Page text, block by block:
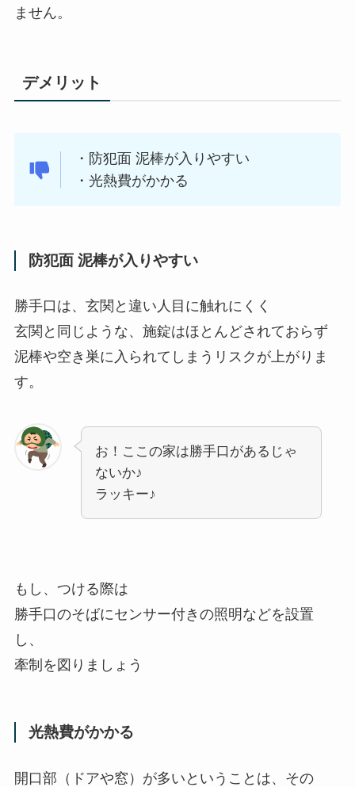
ません。
デメリット
・防犯面 泥棒が入りやすい
・光熱費がかかる
防犯面 泥棒が入りやすい
勝手口は、玄関と違い人目に触れにくく
玄関と同じような、施錠はほとんどされておらず
泥棒や空き巣に入られてしまうリスクが上がりま
す。
お！ここの家は勝手口があるじゃ
ないか♪
ラッキー♪
もし、つける際は
勝手口のそばにセンサー付きの照明などを設置
し、
牽制を図りましょう
光熱費がかかる
開口部（ドアや窓）が多いということは、その